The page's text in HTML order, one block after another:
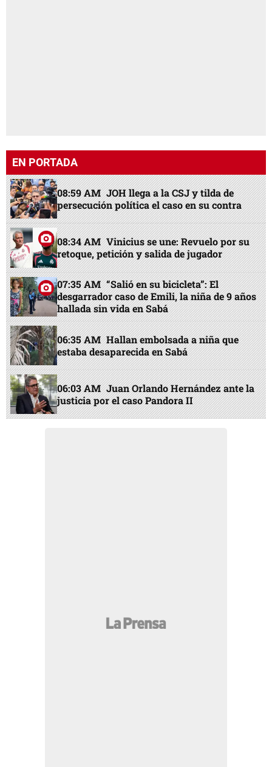
EN PORTADA
08:59 AM JOH llega a la CSJ y tilda de
persecución política el caso en su contra
08:34 AM Vinicius se une: Revuelo por su
retoque, petición y salida de jugador
07:35 AM “Salió en su bicicleta”: El
desgarrador caso de Emili, la niña de 9 años
hallada sin vida en Sabá
06:35 AM Hallan embolsada a niña que
estaba desaparecida en Sabá
06:03 AM Juan Orlando Hernández ante la
justicia por el caso Pandora II